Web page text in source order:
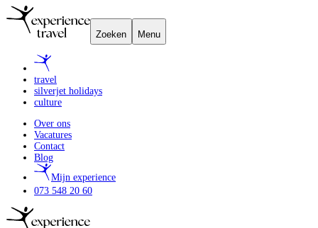
Zoeken Menu
travel
silverjet holidays
culture
Over ons
Vacatures
Contact
Blog
Mijn experience
073 548 20 60